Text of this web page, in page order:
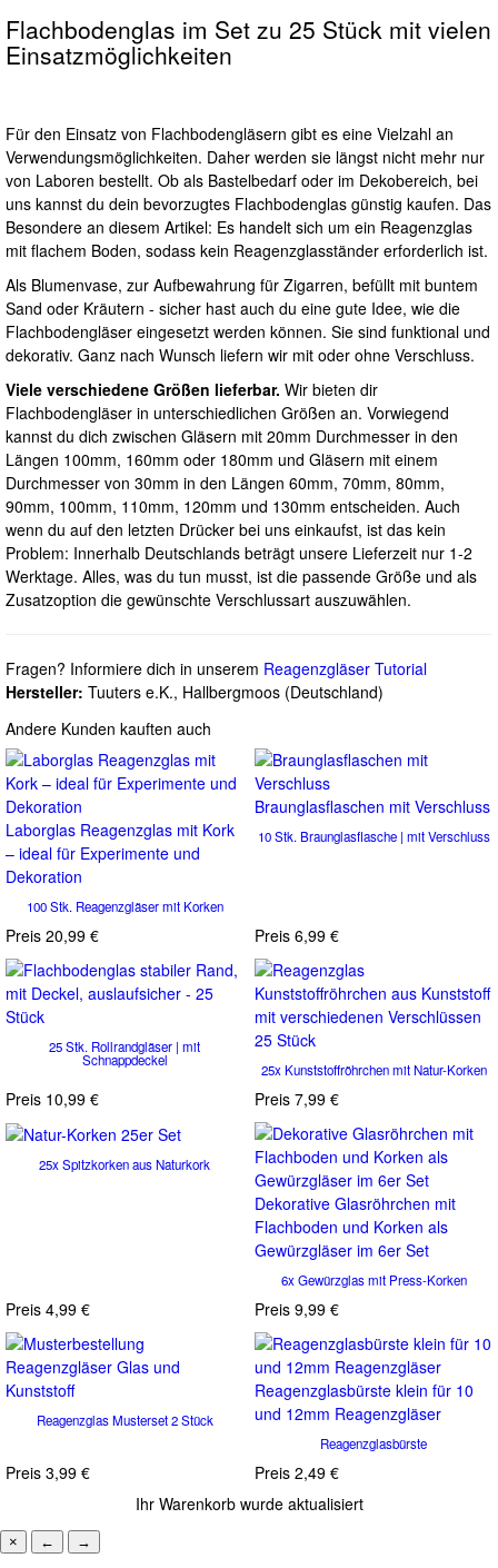
Flachbodenglas im Set zu 25 Stück mit vielen
Einsatzmöglichkeiten
Für den Einsatz von Flachbodengläsern gibt es eine Vielzahl an
Verwendungsmöglichkeiten. Daher werden sie längst nicht mehr nur
von Laboren bestellt. Ob als Bastelbedarf oder im Dekobereich, bei
uns kannst du dein bevorzugtes Flachbodenglas günstig kaufen. Das
Besondere an diesem Artikel: Es handelt sich um ein Reagenzglas
mit flachem Boden, sodass kein Reagenzglasständer erforderlich ist.
Als Blumenvase, zur Aufbewahrung für Zigarren, befüllt mit buntem
Sand oder Kräutern - sicher hast auch du eine gute Idee, wie die
Flachbodengläser eingesetzt werden können. Sie sind funktional und
dekorativ. Ganz nach Wunsch liefern wir mit oder ohne Verschluss.
Viele verschiedene Größen lieferbar. Wir bieten dir
Flachbodengläser in unterschiedlichen Größen an. Vorwiegend
kannst du dich zwischen Gläsern mit 20mm Durchmesser in den
Längen 100mm, 160mm oder 180mm und Gläsern mit einem
Durchmesser von 30mm in den Längen 60mm, 70mm, 80mm,
90mm, 100mm, 110mm, 120mm und 130mm entscheiden. Auch
wenn du auf den letzten Drücker bei uns einkaufst, ist das kein
Problem: Innerhalb Deutschlands beträgt unsere Lieferzeit nur 1-2
Werktage. Alles, was du tun musst, ist die passende Größe und als
Zusatzoption die gewünschte Verschlussart auszuwählen.
Fragen? Informiere dich in unserem Reagenzgläser Tutorial
Hersteller: Tuuters e.K., Hallbergmoos (Deutschland)
Andere Kunden kauften auch
Laborglas Reagenzglas mit Kork
– ideal für Experimente und
Dekoration
100 Stk. Reagenzgläser mit Korken
Preis 20,99 €
Braunglasflaschen mit Verschluss
10 Stk. Braunglasflasche | mit Verschluss
Preis 6,99 €
25 Stk. Rollrandgläser | mit
Schnappdeckel
Preis 10,99 €
25x Kunststoffröhrchen mit Natur-Korken
Preis 7,99 €
25x Spitzkorken aus Naturkork
Preis 4,99 €
Dekorative Glasröhrchen mit
Flachboden und Korken als
Gewürzgläser im 6er Set
6x Gewürzglas mit Press-Korken
Preis 9,99 €
Reagenzglas Musterset 2 Stück
Preis 3,99 €
Reagenzglasbürste klein für 10
und 12mm Reagenzgläser
Reagenzglasbürste
Preis 2,49 €
Ihr Warenkorb wurde aktualisiert
× ← →